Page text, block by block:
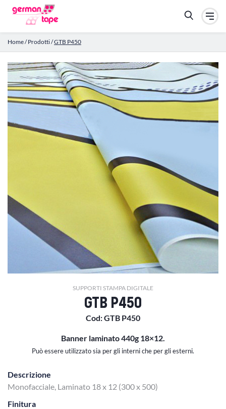
Home/Prodotti/GTB P450
SUPPORTI STAMPA DIGITALE
GTB P450
Cod: GTB P450
Banner laminato 440g 18×12.
Può essere utilizzato sia per gli interni che per gli esterni.
Descrizione
Monofacciale, Laminato 18 x 12 (300 x 500)
Finitura